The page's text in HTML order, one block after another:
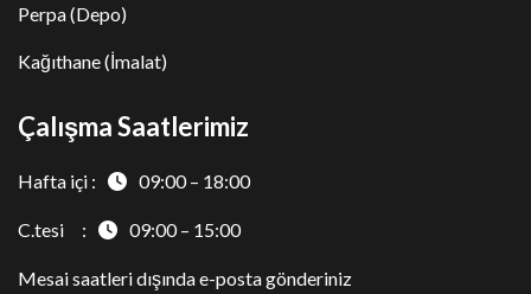
Perpa (Depo)
Kağıthane (İmalat)
Çalışma Saatlerimiz
Hafta içi : 09:00 – 18:00
C.tesi : 09:00 – 15:00
Mesai saatleri dışında e-posta gönderiniz